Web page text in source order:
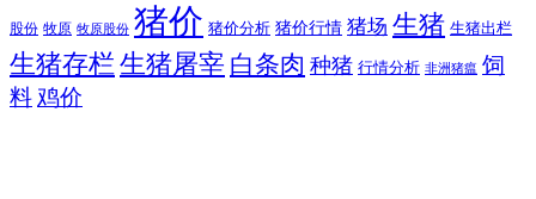
股份 牧原 牧原股份 猪价 猪价分析 猪价行情 猪场 生猪 生猪出栏
生猪存栏 生猪屠宰 白条肉 种猪 行情分析 非洲猪瘟 饲
料 鸡价